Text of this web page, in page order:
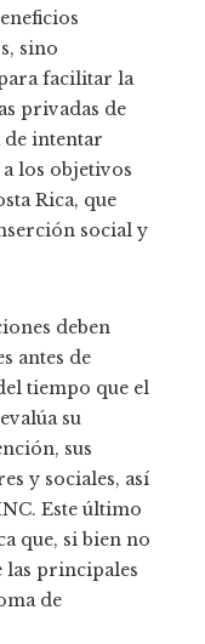
sino
facilitar la
privadas de
de intentar
los objetivos
Rica, que
social y
deben
antes de
tiempo que el
su
sus
y sociales, así
Este último
que, si bien no
las principales
de